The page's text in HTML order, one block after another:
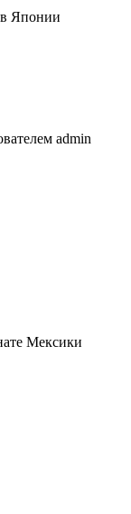
Японии
admin
Мексики